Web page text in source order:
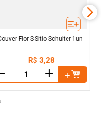
Flor S Sitio Schulter 1un
R$ 3,28
＋